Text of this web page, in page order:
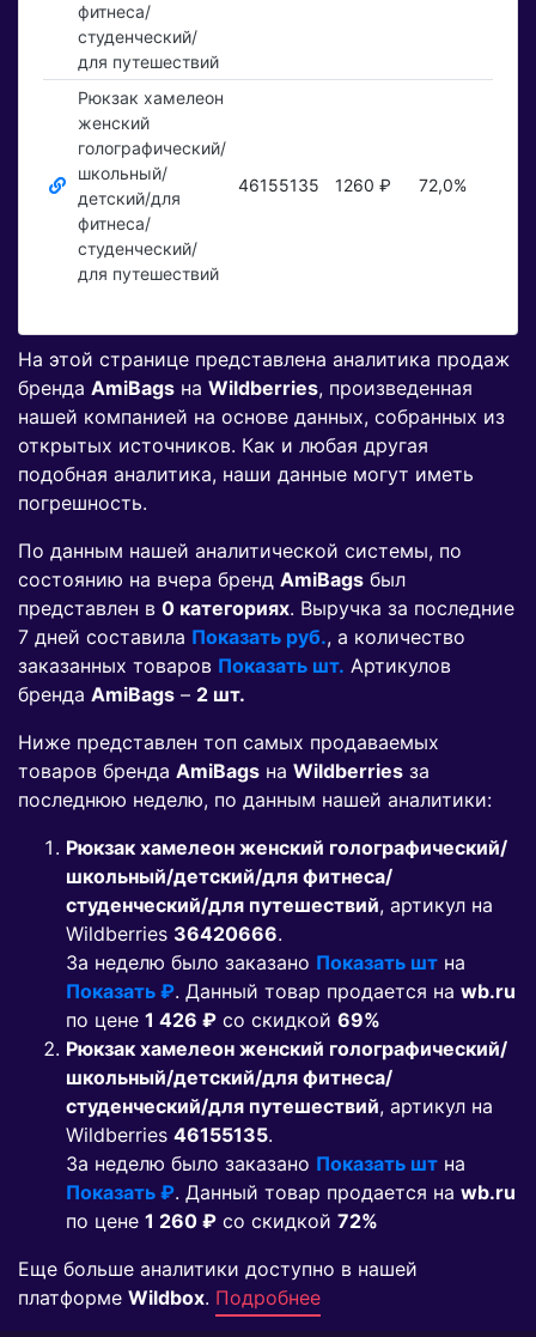
фитнеса/
студенческий/
для путешествий
Рюкзак хамелеон
женский
голографический/
школьный/
детский/для
фитнеса/
студенческий/
для путешествий
46155135 1260 ₽ 72,0%
На этой странице представлена аналитика продаж
бренда AmiBags на Wildberries, произведенная
нашей компанией на основе данных, собранных из
открытых источников. Как и любая другая
подобная аналитика, наши данные могут иметь
погрешность.
По данным нашей аналитической системы, по
состоянию на вчера бренд AmiBags был
представлен в 0 категориях. Выручка за последние
7 дней составила Показать руб., а количество
заказанных товаров Показать шт. Артикулов
бренда AmiBags – 2 шт.
Ниже представлен топ самых продаваемых
товаров бренда AmiBags на Wildberries за
последнюю неделю, по данным нашей аналитики:
Рюкзак хамелеон женский голографический/
школьный/детский/для фитнеса/
студенческий/для путешествий, артикул на
Wildberries 36420666.
За неделю было заказано Показать шт на
Показать ₽. Данный товар продается на wb.ru
по цене 1 426 ₽ co скидкой 69%
Рюкзак хамелеон женский голографический/
школьный/детский/для фитнеса/
студенческий/для путешествий, артикул на
Wildberries 46155135.
За неделю было заказано Показать шт на
Показать ₽. Данный товар продается на wb.ru
по цене 1 260 ₽ co скидкой 72%
Еще больше аналитики доступно в нашей
платформе Wildbox. Подробнее